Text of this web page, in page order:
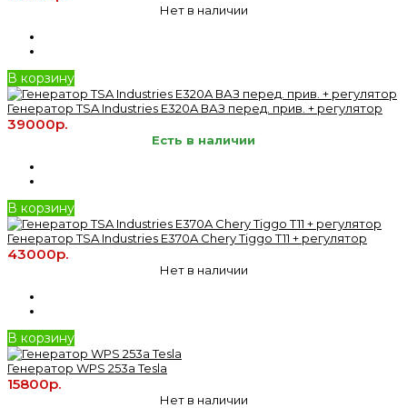
Нет в наличии
В корзину
Генератор TSA Industries E320A ВАЗ перед. прив. + регулятор
39000р.
Есть в наличии
В корзину
Генератор TSA Industries E370A Chery Tiggo T11 + регулятор
43000р.
Нет в наличии
В корзину
Генератор WPS 253a Tesla
15800р.
Нет в наличии